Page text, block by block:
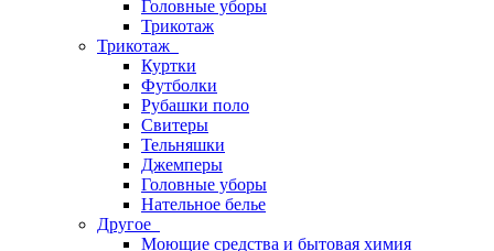
Головные уборы
Трикотаж
Трикотаж
Куртки
Футболки
Рубашки поло
Свитеры
Тельняшки
Джемперы
Головные уборы
Нательное белье
Другое
Моющие средства и бытовая химия